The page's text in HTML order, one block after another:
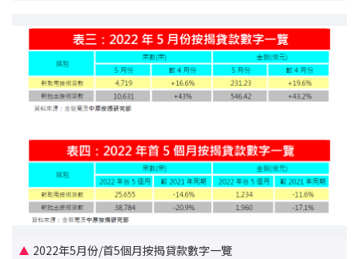
統計數據庫
按揭快趣智識
按揭智庫
樓按專欄
按揭百科
2022年5月份/首5個月按揭貸款數字一覽